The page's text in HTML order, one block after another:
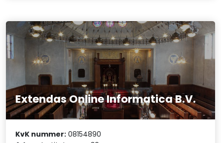
Extendas Online Informatica B.V.
KvK nummer: 08154890